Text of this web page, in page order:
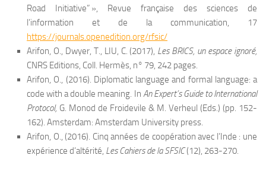
Road Initiative” », Revue française des sciences de
l’information et de la communication, 17
https://journals.openedition.org/rfsic/
Arifon, O., Dwyer, T., LIU, C. (2017), Les BRICS, un espace ignoré,
CNRS Editions, Coll. Hermès, n° 79, 242 pages.
Arifon, O., (2016). Diplomatic language and formal language: a
code with a double meaning. In An Expert’s Guide to International
Protocol, G. Monod de Froidevile & M. Verheul (Eds.) (pp. 152-
162). Amsterdam: Amsterdam University press.
Arifon, O., (2016). Cinq années de coopération avec l’Inde : une
expérience d’altérité, Les Cahiers de la SFSIC(12), 263-270.